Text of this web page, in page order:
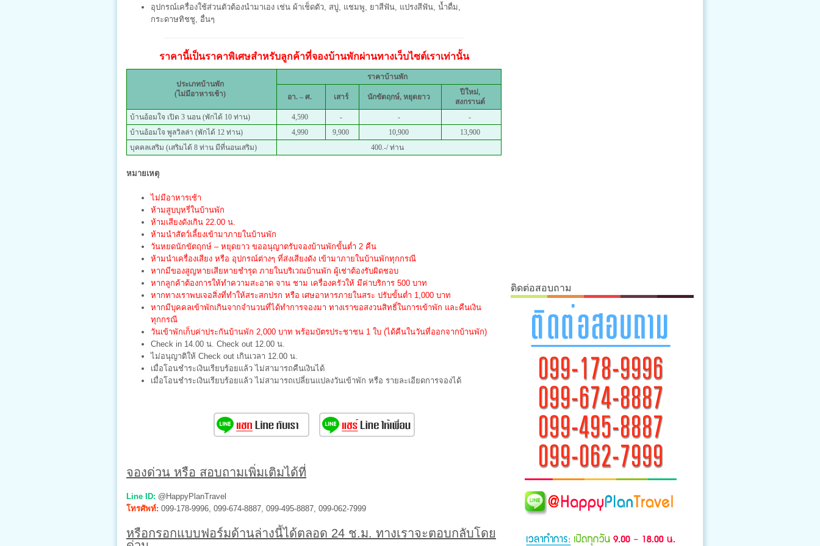
อุปกรณ์เครื่องใช้ส่วนตัวต้องนำมาเอง เช่น ผ้าเช็ดตัว, สบู่, แชมพู, ยาสีฟัน, แปรงสีฟัน, น้ำดื่ม,
กระดาษทิชชู, อื่นๆ
ราคานี้เป็นราคาพิเศษสำหรับลูกค้าที่จองบ้านพักผ่านทางเว็บไซต์เราเท่านั้น
ประเภทบ้านพัก
(ไม่มีอาหารเช้า)
ราคาบ้านพัก
อา. – ศ. เสาร์ นักขัตฤกษ์, หยุดยาว
ปีใหม่,
สงกรานต์
บ้านอ้อมใจ เปิด 3 นอน (พักได้ 10 ท่าน)
4,590 - -
-
บ้านอ้อมใจ พูลวิลล่า (พักได้ 12 ท่าน)
4,990 9,900 10,900
13,900
บุคคลเสริม (เสริมได้ 8 ท่าน มีที่นอนเสริม)
400.-/ ท่าน
หมายเหตุ
ไม่มีอาหารเช้า
ห้ามสูบบุหรี่ในบ้านพัก
ห้ามเสียงดังเกิน 22.00 น.
ห้ามนำสัตว์เลี้ยงเข้ามาภายในบ้านพัก
วันหยดนักขัตฤกษ์ – หยุดยาว ขออนุญาตรับจองบ้านพักขั้นต่ำ 2 คืน
ห้ามนำเครื่องเสียง หรือ อุปกรณ์ต่างๆ ที่ส่งเสียงดัง เข้ามาภายในบ้านพักทุกกรณี
หากมีของสูญหายเสียหายชำรุด ภายในบริเวณบ้านพัก ผู้เช่าต้องรับผิดชอบ
หากลูกค้าต้องการให้ทำความสะอาด จาน ชาม เครื่องครัวให้ มีค่าบริการ 500 บาท
หากทางเราพบเจอสิ่งที่ทำให้สระสกปรก หรือ เศษอาหารภายในสระ ปรับขั้นต่ำ 1,000 บาท
หากมีบุคคลเข้าพักเกินจากจำนวนที่ได้ทำการจองมา ทางเราขอสงวนสิทธิ์ในการเข้าพัก และคืนเงิน
ทุกกรณี
วันเข้าพักเก็บค่าประกันบ้านพัก 2,000 บาท พร้อมบัตรประชาชน 1 ใบ (ได้คืนในวันที่ออกจากบ้านพัก)
Check in 14.00 น. Check out 12.00 น.
ไม่อนุญาติให้ Check out เกินเวลา 12.00 น.
เมื่อโอนชำระเงินเรียบร้อยแล้ว ไม่สามารถคืนเงินได้
เมื่อโอนชำระเงินเรียบร้อยแล้ว ไม่สามารถเปลี่ยนแปลงวันเข้าพัก หรือ รายละเอียดการจองได้
จองด่วน หรือ สอบถามเพิ่มเติมได้ที่
Line ID: @HappyPlanTravel
โทรศัพท์: 099-178-9996, 099-674-8887, 099-495-8887, 099-062-7999
หรือกรอกแบบฟอร์มด้านล่างนี้ได้ตลอด 24 ช.ม. ทางเราจะตอบกลับโดย
ติดต่อสอบถาม